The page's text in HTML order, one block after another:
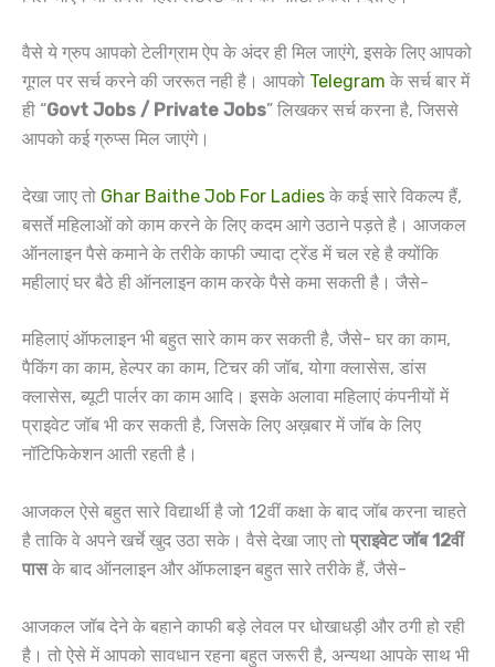
वैसे ये ग्रुप आपको टेलीग्राम ऐप के अंदर ही मिल जाएंगे, इसके लिए आपको
गूगल पर सर्च करने की जररूत नही है। आपको Telegram के सर्च बार में
ही “Govt Jobs / Private Jobs” लिखकर सर्च करना है, जिससे
आपको कई ग्रुप्स मिल जाएंगे।
देखा जाए तो Ghar Baithe Job For Ladies के कई सारे विकल्प हैं,
बसर्ते महिलाओं को काम करने के लिए कदम आगे उठाने पड़ते है। आजकल
ऑनलाइन पैसे कमाने के तरीके काफी ज्यादा ट्रेंड में चल रहे है क्योंकि
महीलाएं घर बैठे ही ऑनलाइन काम करके पैसे कमा सकती है। जैसे-
महिलाएं ऑफलाइन भी बहुत सारे काम कर सकती है, जैसे- घर का काम,
पैकिंग का काम, हेल्पर का काम, टिचर की जॉब, योगा क्लासेस, डांस
क्लासेस, ब्यूटी पार्लर का काम आदि। इसके अलावा महिलाएं कंपनीयों में
प्राइवेट जॉब भी कर सकती है, जिसके लिए अख़बार में जॉब के लिए
नॉटिफिकेशन आती रहती है।
आजकल ऐसे बहुत सारे विद्यार्थी है जो 12वीं कक्षा के बाद जॉब करना चाहते
है ताकि वे अपने खर्चे खुद उठा सके। वैसे देखा जाए तो प्राइवेट जॉब 12वीं
पासके बाद ऑनलाइन और ऑफलाइन बहुत सारे तरीके हैं, जैसे-
आजकल जॉब देने के बहाने काफी बड़े लेवल पर धोखाधड़ी और ठगी हो रही
है। तो ऐसे में आपको सावधान रहना बहुत जरूरी है, अन्यथा आपके साथ भी